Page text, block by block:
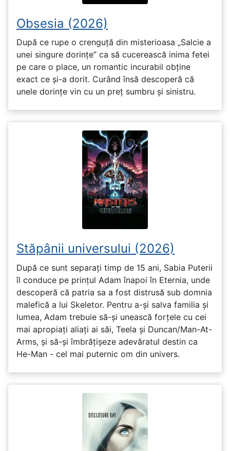
Obsesia (2026)
După ce rupe o crenguță din misterioasa „Salcie a
unei singure dorințe” ca să cucerească inima fetei
pe care o place, un romantic incurabil obține
exact ce și-a dorit. Curând însă descoperă că
unele dorințe vin cu un preț sumbru și sinistru.
Stăpânii universului (2026)
După ce sunt separați timp de 15 ani, Sabia Puterii
îl conduce pe prințul Adam înapoi în Eternia, unde
descoperă că patria sa a fost distrusă sub domnia
malefică a lui Skeletor. Pentru a-și salva familia și
lumea, Adam trebuie să-și unească forțele cu cei
mai apropiați aliați ai săi, Teela și Duncan/Man-At-
Arms, și să-și îmbrățișeze adevăratul destin ca
He-Man - cel mai puternic om din univers.